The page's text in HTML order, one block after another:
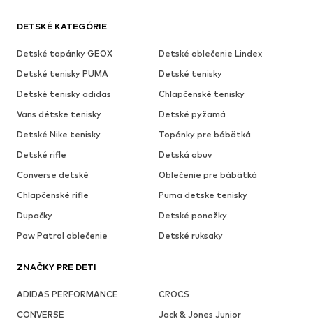
DETSKÉ KATEGÓRIE
Detské topánky GEOX
Detské oblečenie Lindex
Detské tenisky PUMA
Detské tenisky
Detské tenisky adidas
Chlapčenské tenisky
Vans détske tenisky
Detské pyžamá
Detské Nike tenisky
Topánky pre bábätká
Detské rifle
Detská obuv
Converse detské
Oblečenie pre bábätká
Chlapčenské rifle
Puma detske tenisky
Dupačky
Detské ponožky
Paw Patrol oblečenie
Detské ruksaky
ZNAČKY PRE DETI
ADIDAS PERFORMANCE
CROCS
CONVERSE
Jack & Jones Junior